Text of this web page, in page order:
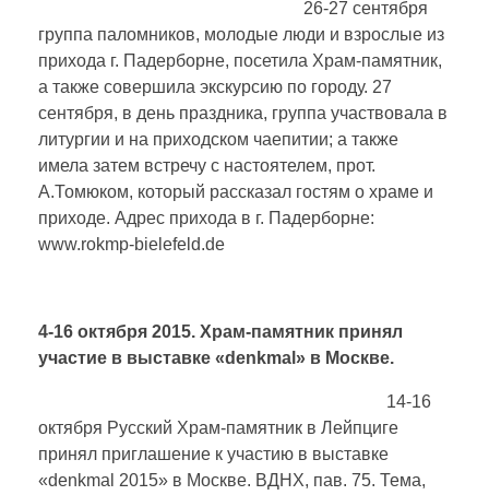
26-27 сентября
группа паломников, молодые люди и взрослые из
прихода г. Падерборне, посетила Храм-памятник,
а также совершила экскурсию по городу. 27
сентября, в день праздника, группа участвовала в
литургии и на приходском чаепитии; а также
имела затем встречу с настоятелем, прот.
А.Томюком, который рассказал гостям о храме и
приходе. Адрес прихода в г. Падерборне:
www.rokmp-bielefeld.de
4-16 октября 2015. Храм-памятник принял
участие в выставке «denkmal» в Москве.
14-16
октября Русский Храм-памятник в Лейпциге
принял приглашение к участию в выставке
«denkmal 2015» в Москве. ВДНХ, пав. 75. Тема,